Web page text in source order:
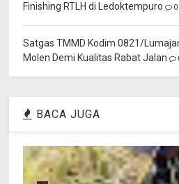
Finishing RTLH di Ledoktempuro
0
Satgas TMMD Kodim 0821/
Molen Demi Kualitas Rabat Jalan
BACA JUGA